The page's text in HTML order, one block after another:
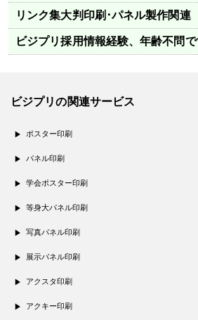
リンク集大判印刷･パネル製作関連
ビジプリ採用情報経験、年齢不問
ビジプリの関連サービス
ポスター印刷
パネル印刷
学会ポスター印刷
等身大パネル印刷
写真パネル印刷
展示パネル印刷
アクスタ印刷
アクキー印刷